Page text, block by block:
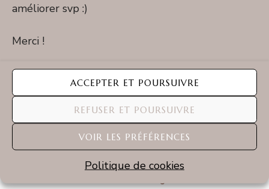
améliorer svp :)
Merci !
ACCEPTER ET POURSUIVRE
REFUSER ET POURSUIVRE
VOIR LES PRÉFÉRENCES
Politique de cookies
Conseil & Astuce
Cocktail et boisson au chocolat
alcool Anniversaire et fête aquafaba
Chocolat au lait Chocolat blanc
Chocolat noir